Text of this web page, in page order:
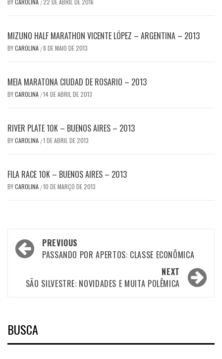
BYCAROLINA /22 DE ABRIL DE 2016
MIZUNO HALF MARATHON VICENTE LÓPEZ – ARGENTINA – 2013
BYCAROLINA /8 DE MAIO DE 2013
MEIA MARATONA CIUDAD DE ROSARIO – 2013
BYCAROLINA /14 DE ABRIL DE 2013
RIVER PLATE 10K – BUENOS AIRES – 2013
BYCAROLINA /1 DE ABRIL DE 2013
FILA RACE 10K – BUENOS AIRES – 2013
BYCAROLINA /10 DE MARÇO DE 2013
Post
navigation
PREVIOUS
PASSANDO POR APERTOS: CLASSE ECONÔMICA
NEXT
SÃO SILVESTRE: NOVIDADES E MUITA POLÊMICA
BUSCA